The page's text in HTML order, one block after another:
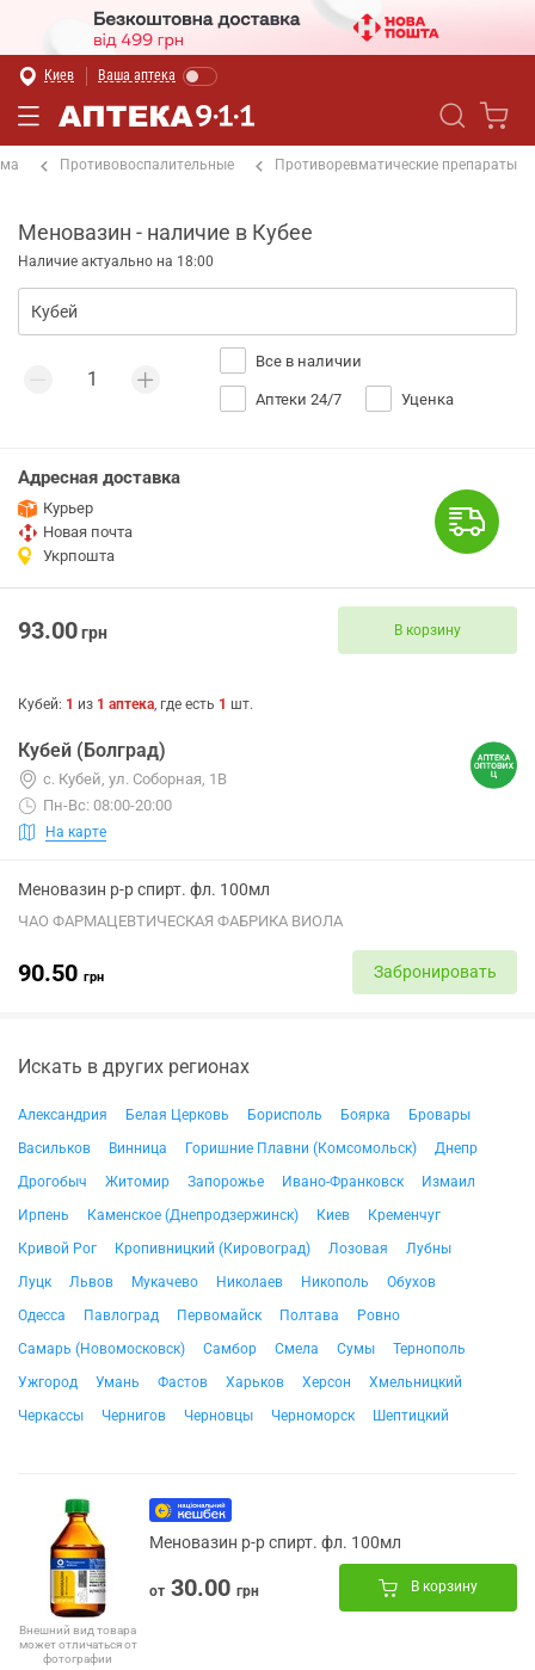
Киев Ваша аптека
Противовоспалительные Противоревматические препараты
Меновазин - наличие в Кубее
Наличие актуально на 18:00
Все в наличии
Аптеки 24/7 Уценка
Адресная доставка
Курьер
Новая почта
Укрпошта
93.00грн В корзину
Кубей: 1 из 1 аптека, где есть 1 шт.
Кубей (Болград)
с. Кубей, ул. Соборная, 1В
Пн-Вс: 08:00-20:00
На карте
Меновазин р-р спирт. фл. 100мл
ЧАО ФАРМАЦЕВТИЧЕСКАЯ ФАБРИКА ВИОЛА
90.50 грн Забронировать
Искать в других регионах
Александрия Белая Церковь Борисполь Боярка
Бровары
Васильков
Винница Горишние Плавни (Комсомольск)
Днепр
Дрогобыч
Житомир Запорожье Ивано-Франковск
Измаил
Ирпень
Каменское (Днепродзержинск) Киев
Кременчуг
Кривой Рог
Кропивницкий (Кировоград) Лозовая
Лубны
Луцк
Львов Мукачево Николаев Никополь
Обухов
Одесса
Павлоград Первомайск Полтава
Ровно
Самарь (Новомосковск)
Самбор Смела Сумы
Тернополь
Ужгород
Умань Фастов Харьков Херсон
Хмельницкий
Черкассы
Чернигов Черновцы Черноморск Шептицкий
Внешний вид товара
может отличаться от
фотографии
Меновазин р-р спирт. фл. 100мл
от 30.00 грн В корзину